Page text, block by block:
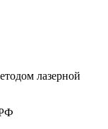
лазерной